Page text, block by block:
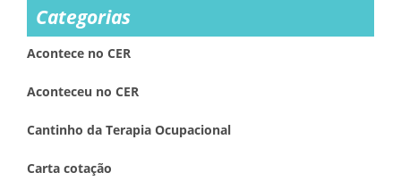
Categorias
Acontece no CER
Aconteceu no CER
Cantinho da Terapia Ocupacional
Carta cotação